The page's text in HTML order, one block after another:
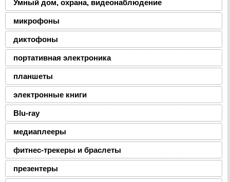
Умный дом, охрана, видеонаблюдение
микрофоны
диктофоны
портативная электроника
планшеты
электронные книги
Blu-ray
медиаплееры
фитнес-трекеры и браслеты
презентеры